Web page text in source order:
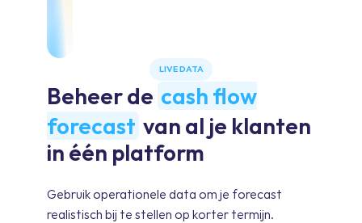
LIVE DATA
Beheer de cash flow
forecast van al je klanten
in één platform
Gebruik operationele data om je forecast
realistisch bij te stellen op korter termijn.